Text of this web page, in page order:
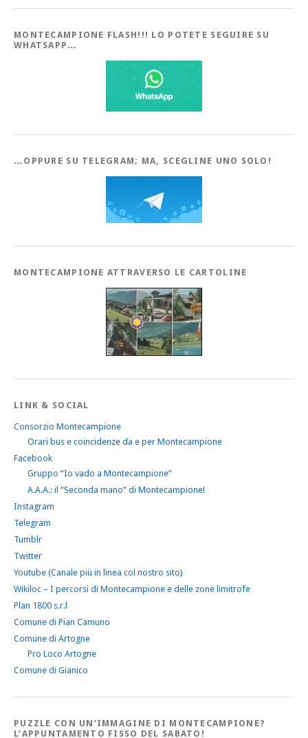
MONTECAMPIONE FLASH!!! LO POTETE SEGUIRE SU
WHATSAPP…
…OPPURE SU TELEGRAM; MA, SCEGLINE UNO SOLO!
MONTECAMPIONE ATTRAVERSO LE CARTOLINE
LINK & SOCIAL
Consorzio Montecampione
Orari bus e coincidenze da e per Montecampione
Facebook
Gruppo “Io vado a Montecampione”
A.A.A.: il “Seconda mano” di Montecampione!
Instagram
Telegram
Tumblr
Twitter
Youtube (Canale più in linea col nostro sito)
Wikiloc – I percorsi di Montecampione e delle zone limitrofe
Plan 1800 s.r.l
Comune di Pian Camuno
Comune di Artogne
Pro Loco Artogne
Comune di Gianico
PUZZLE CON UN’IMMAGINE DI MONTECAMPIONE?
L’APPUNTAMENTO FISSO DEL SABATO!